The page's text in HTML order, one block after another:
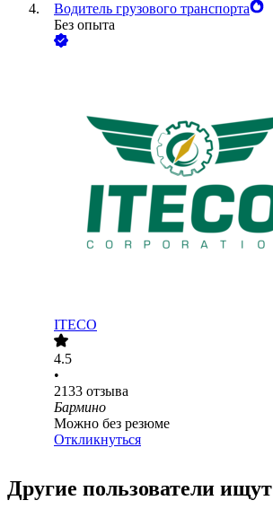
Водитель грузового транспорта
Без опыта
ITECO
4.5
•
2133 отзыва
Бармино
Можно без резюме
Откликнуться
Другие пользователи ищут